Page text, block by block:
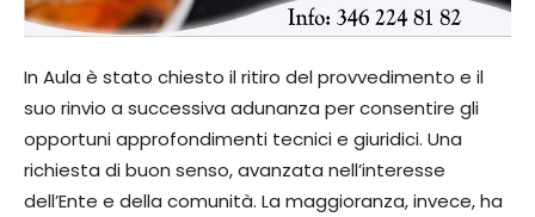
In Aula è stato chiesto il ritiro del provvedimento e il
suo rinvio a successiva adunanza per consentire gli
opportuni approfondimenti tecnici e giuridici. Una
richiesta di buon senso, avanzata nell’interesse
dell’Ente e della comunità. La maggioranza, invece, ha